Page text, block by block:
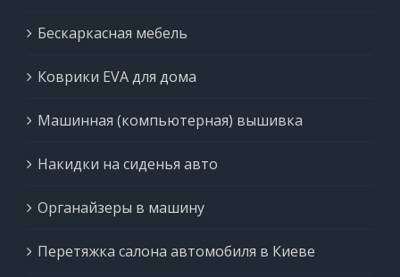
Бескаркасная мебель
Коврики EVA для дома
Машинная (компьютерная) вышивка
Накидки на сиденья авто
Органайзеры в машину
Перетяжка салона автомобиля в Киеве